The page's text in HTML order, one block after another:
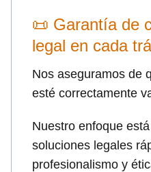
📜 Garantía de
legal en cada
Nos aseguramos de
esté correctamente
Nuestro enfoque
soluciones legales
profesionalismo y